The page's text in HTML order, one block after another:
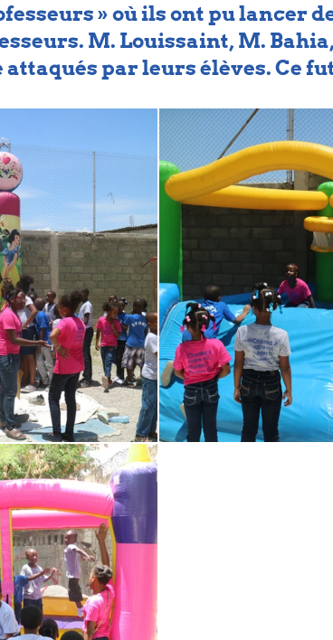
» où ils ont pu lancer
M. Louissaint, M.
attaqués par leurs élèves. Ce